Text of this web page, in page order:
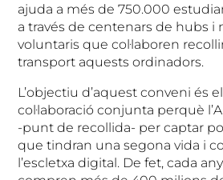
ajuda a més de 750.000
a través de centenars de hubs i
voluntaris que col·laboren
transport aquests ordinadors.
L’objectiu d’aquest conveni és
col·laboració conjunta perquè
-punt de recollida- per captar
que tindran una segona vida i
l’escletxa digital. De fet, cada